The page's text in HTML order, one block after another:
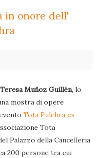
in onore dell'
Muñoz Guillén, lo
mostra di opere
Tota Pulchra es
Tota
Palazzo della Cancelleria
200 persone tra cui